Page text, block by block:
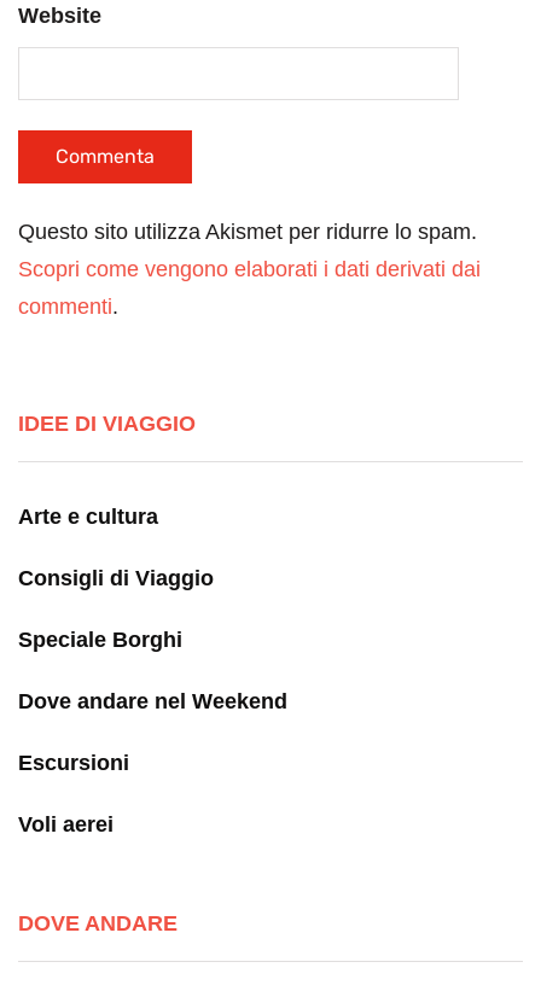
Website
Questo sito utilizza Akismet per ridurre lo spam.
Scopri come vengono elaborati i dati derivati dai
commenti.
IDEE DI VIAGGIO
Arte e cultura
Consigli di Viaggio
Speciale Borghi
Dove andare nel Weekend
Escursioni
Voli aerei
DOVE ANDARE